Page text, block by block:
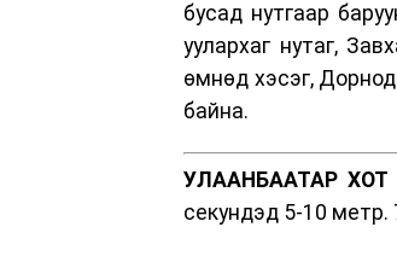
бусад нутгаар
уулархаг нутаг,
өмнөд хэсэг,
байна.
УЛААНБААТАР
секундэд 5-10 метр.